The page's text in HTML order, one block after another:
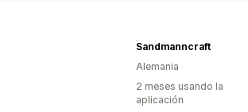
Sandmanncraft
Alemania
2 meses usando la
aplicación